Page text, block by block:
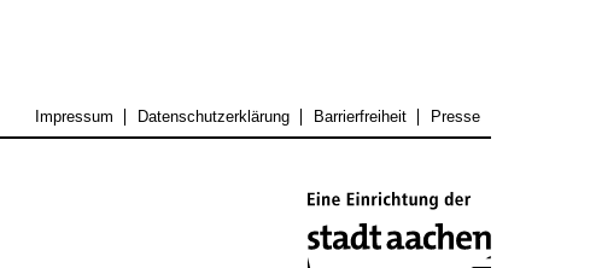
Impressum Datenschutzerklärung Barrierfreiheit Presse